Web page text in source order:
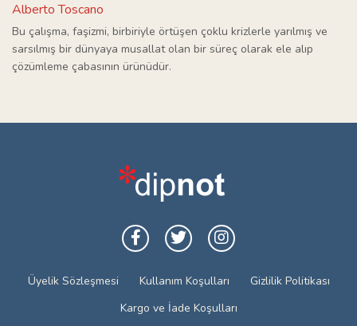
Alberto Toscano
Bu çalışma, faşizmi, birbiriyle örtüşen çoklu krizlerle yarılmış ve
sarsılmış bir dünyaya musallat olan bir süreç olarak ele alıp
çözümleme çabasının ürünüdür.
Üyelik Sözleşmesi Kullanım Koşulları
Gizlilik Politikası
Kargo ve İade Koşulları